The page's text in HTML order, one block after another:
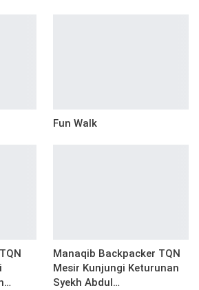
Fun Walk
Manaqib Backpacker TQN
Mesir Kunjungi Keturunan
Syekh Abdul…